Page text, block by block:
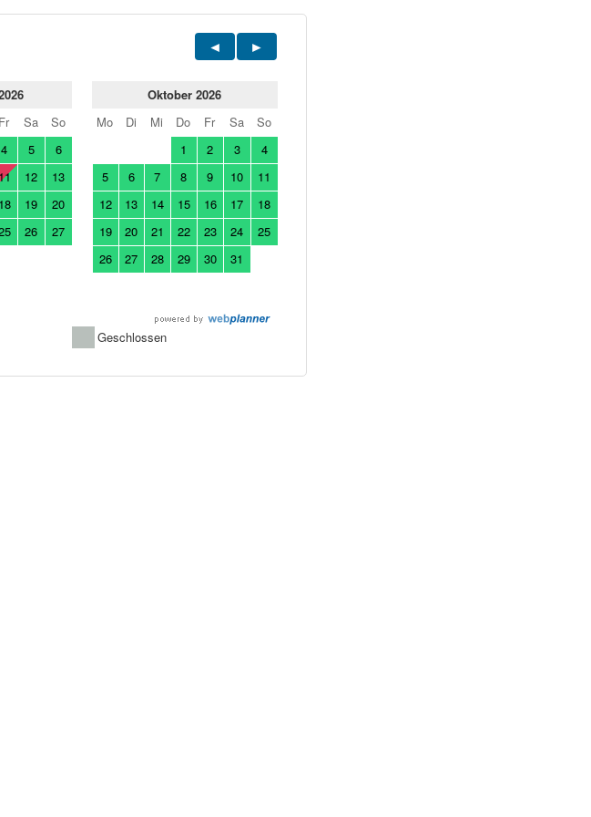
Fr Sa
So
4 5
6
11 12
13
18 19
20
26
27
Oktober 2026
Mo
Di Mi Do Fr Sa
So
1
2 3
4
5
6 7 8 9 10
11
12
13 14 15 16 17
18
19
20 21 22 23 24
25
26
27 28 29 30 31
Geschlossen